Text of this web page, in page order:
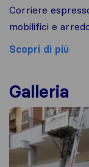
Corriere
mobilifici e
Scopri di più
Galleria